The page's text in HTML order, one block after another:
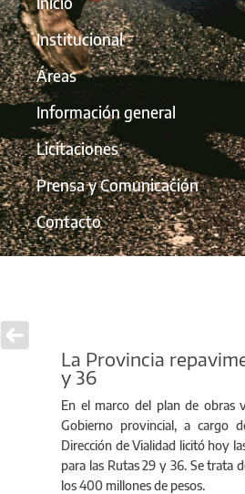
Institucional
Áreas
Información general
Licitaciones
Prensa y Comunicación
Contacto
La Provincia
y 36
En el marco del plan de obras
Gobierno provincial, a cargo
Dirección de Vialidad licitó hoy
para las Rutas 29 y 36. Se trata
los 400 millones de pesos.